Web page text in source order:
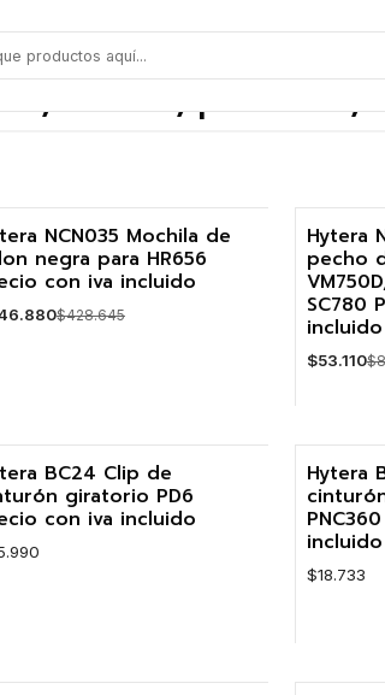
fundas,
NCN035 Mochila de
negra para HR656
con iva incluido
$428.645
-36%
Hytera
pecho
SC780
incluido
$53.110
BC24 Clip de
giratorio PD6
con iva incluido
Hytera
incluido
$18.733